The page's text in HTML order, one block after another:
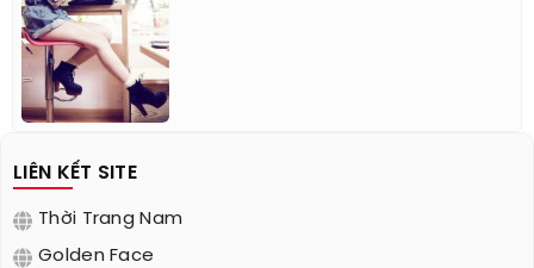
LIÊN KẾT SITE
Thời Trang Nam
Golden Face